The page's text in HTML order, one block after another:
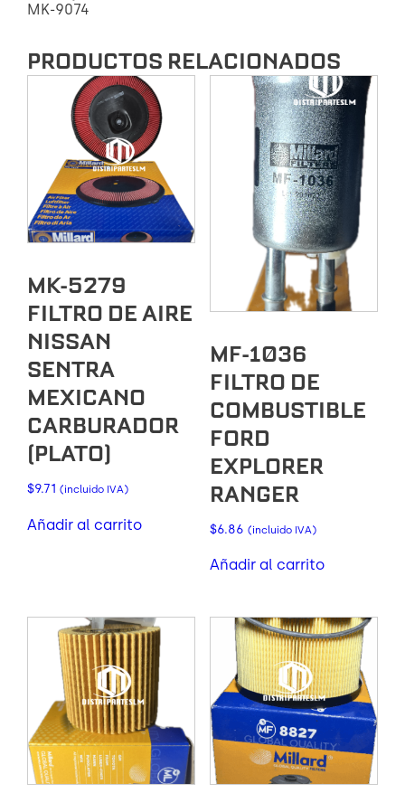
MK-9074
PRODUCTOS RELACIONADOS
MK-5279
FILTRO DE AIRE
NISSAN
SENTRA
MEXICANO
CARBURADOR
(PLATO)
$9.71 (incluido IVA)
Añadir al carrito
MF-1036
FILTRO DE
COMBUSTIBLE
FORD
EXPLORER
RANGER
$6.86 (incluido IVA)
Añadir al carrito